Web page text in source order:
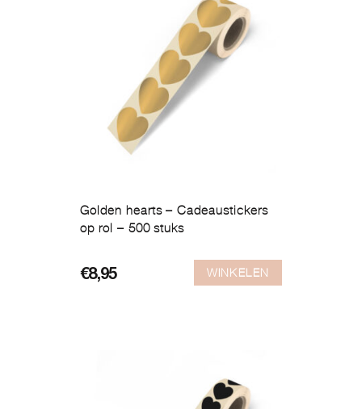
Golden hearts – Cadeaustickers
op rol – 500 stuks
€8,95 WINKELEN